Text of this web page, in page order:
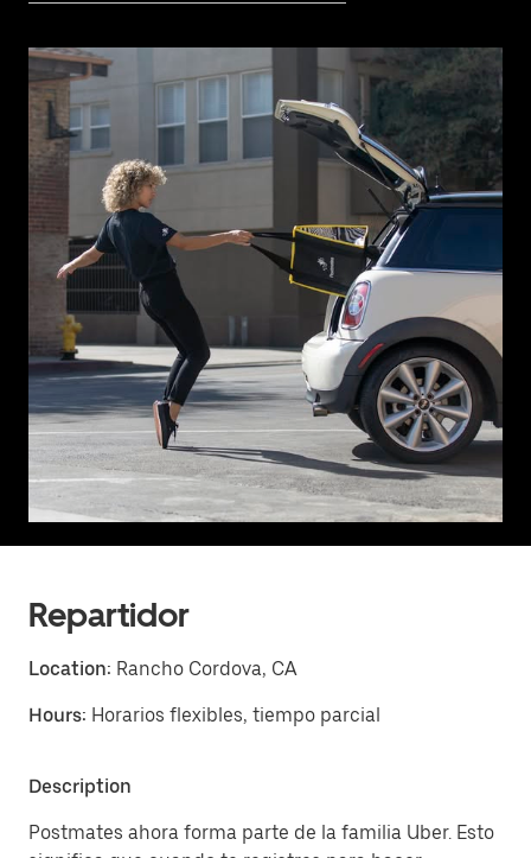
Repartidor
Location: Rancho Cordova, CA
Hours: Horarios flexibles, tiempo parcial
Description
Postmates ahora forma parte de la familia Uber. Esto